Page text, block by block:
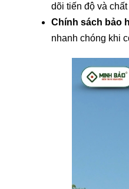
dõi tiến độ và
Chính sách bảo
nhanh chóng khi